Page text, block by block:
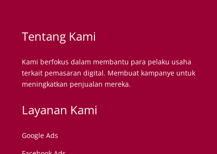
Tentang Kami
Kami berfokus dalam membantu para pelaku usaha
terkait pemasaran digital. Membuat kampanye untuk
meningkatkan penjualan mereka.
Layanan Kami
Google Ads